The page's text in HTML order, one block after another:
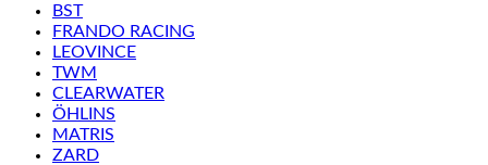
BST
FRANDO RACING
LEOVINCE
TWM
CLEARWATER
ÖHLINS
MATRIS
ZARD